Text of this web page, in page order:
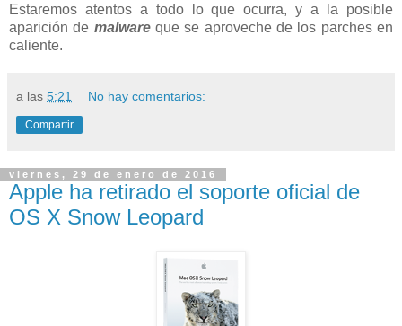
Estaremos atentos a todo lo que ocurra, y a la posible
aparición de malwareque se aproveche de los parches en
caliente.
a las 5:21 No hay comentarios:
Compartir
viernes, 29 de enero de 2016
Apple ha retirado el soporte oficial de
OS X Snow Leopard